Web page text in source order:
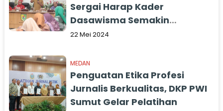
Sergai Harap Kader
Dasawisma Semakin
Tingkatkan Kompetensi
22 Mei 2024
MEDAN
Penguatan Etika Profesi
Jurnalis Berkualitas, DKP PWI
Sumut Gelar Pelatihan